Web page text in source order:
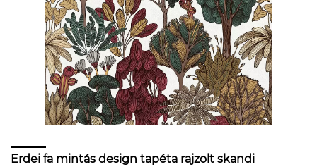
Erdei fa mintás design tapéta rajzolt skandi